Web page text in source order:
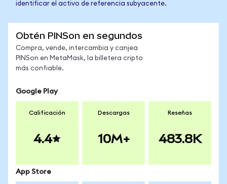
identificar el activo de referencia subyacente.
Obtén PINSon en segundos
Compra, vende, intercambia y canjea
PINSon en MetaMask, la billetera cripto
más confiable.
Google Play
Calificación
4.4
Descargas
10M+
Reseñas
483.8K
App Store